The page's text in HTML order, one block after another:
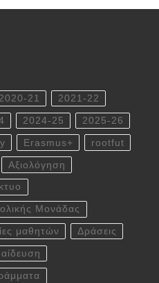
2020-21 2021-22
2024-25 2025-26
Erasmus+ rootfut
Αξιολόγηση
Μονάδας
μαθητών Δράσεις